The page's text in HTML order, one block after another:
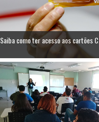
Saiba como ter acesso aos cartões C...